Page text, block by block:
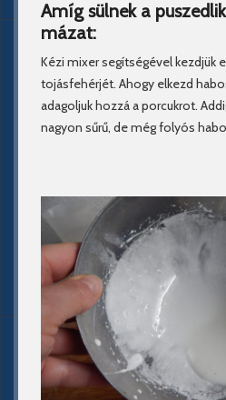
Amíg sülnek a
mázat:
Kézi mixer segítségével kezdjük
tojásfehérjét. Ahogy elkezd
adagoljuk hozzá a porcukrot.
nagyon sűrű, de még folyós